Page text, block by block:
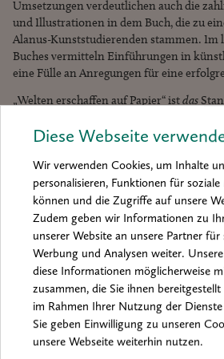
Diese Webseite
Wir verwenden Cookies, um Inhalte
personalisieren, Funktionen für
können und die Zugriffe auf unsere
Zudem geben wir Informationen zu
unserer Website an unsere Partner für
Werbung und Analysen weiter.
diese Informationen möglicherweise
zusammen, die Sie ihnen
im Rahmen Ihrer Nutzung der
Sie geben Einwilligung zu unseren
unsere Webseite weiterhin nutzen.
Umsetzungen verdeutlichen auch die
und Illustrationen in dem Buch, die zu
Alanus-Kunststudierenden stammen. Im
Buches vermitteln Einführungen in
eine Fülle an Anregungen für eine
„Welten erschaffen auf Papier“ istdas
Wissen und Können auf ein neues Level
Arbeiten und für den kreativen
Hochschulen und Akademien. Diemut
Zeichnen als künstlerische Technik in all
Es vermittelt kompetent die technischen
den Umsetzungsbeispielen fantasievolle
individuelle kreative Potenzial wecken –
(Lern-)Vergnügen!
Das Buch füllt übrigens
dem Buchmarkt: Es